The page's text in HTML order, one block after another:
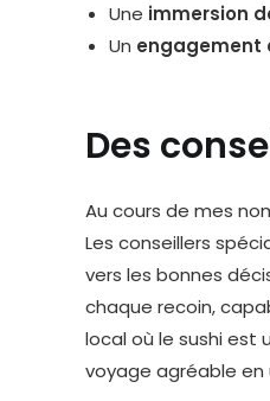
Une immersion
Un engagement
Des
Au cours de mes
Les conseillers
vers les bonnes
chaque recoin,
local où le sushi est
voyage agréable en